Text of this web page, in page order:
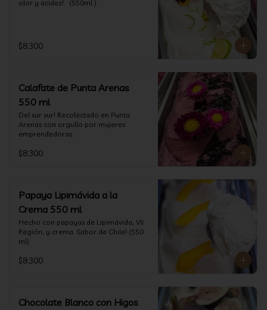
olor y acidez!   (550ml )
$8.300
Calafate de Punta Arenas
550 ml
Del sur sur! Recolectado en Punta
Arenas con orgullo por mujeres
emprendedoras.
$8.300
Papaya Lipimávida a la
Crema 550 ml
Hecho con papayas de Lipimávida, VII
Región, y crema. Sabor de Chile! (550
ml)
$8.300
Chocolate Blanco con Higos